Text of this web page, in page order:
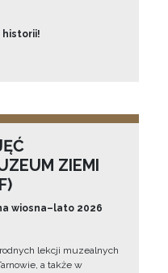
historii!
ZIEMI
wiosna–lato 2026
lekcji muzealnych
a także w